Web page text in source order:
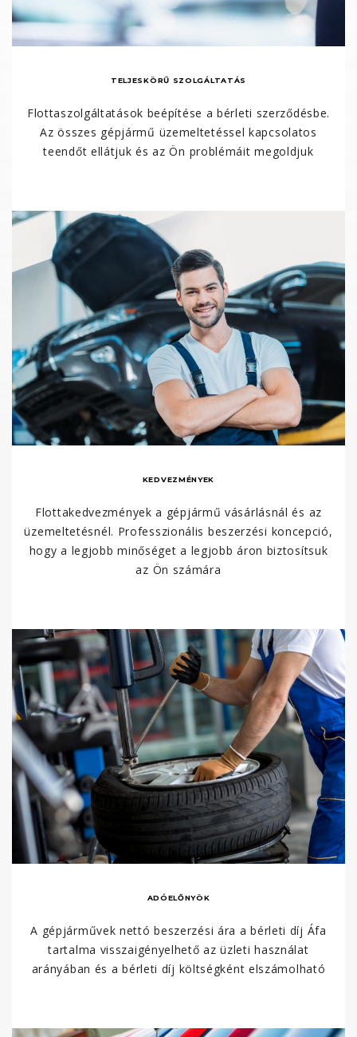
TELJESKÖRŰ SZOLGÁLTATÁS
Flottaszolgáltatások beépítése a bérleti szerződésbe.
Az összes gépjármű üzemeltetéssel kapcsolatos
teendőt ellátjuk és az Ön problémáit megoldjuk
KEDVEZMÉNYEK
Flottakedvezmények a gépjármű vásárlásnál és az
üzemeltetésnél. Professzionális beszerzési koncepció,
hogy a legjobb minőséget a legjobb áron biztosítsuk
az Ön számára
ADÓELŐNYÖK
A gépjárművek nettó beszerzési ára a bérleti díj Áfa
tartalma visszaigényelhető az üzleti használat
arányában és a bérleti díj költségként elszámolható